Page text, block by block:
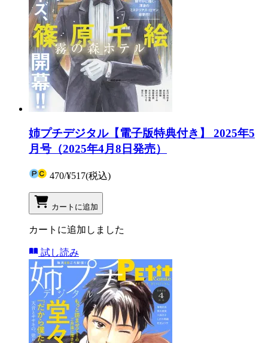
姉プチデジタル【電子版特典付き】 2025年5
月号（2025年4月8日発売）
470/¥517(税込)
カートに追加
カートに追加しました
試し読み